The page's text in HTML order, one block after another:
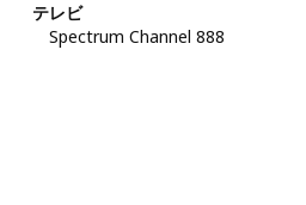
テレビ
Spectrum Channel 888